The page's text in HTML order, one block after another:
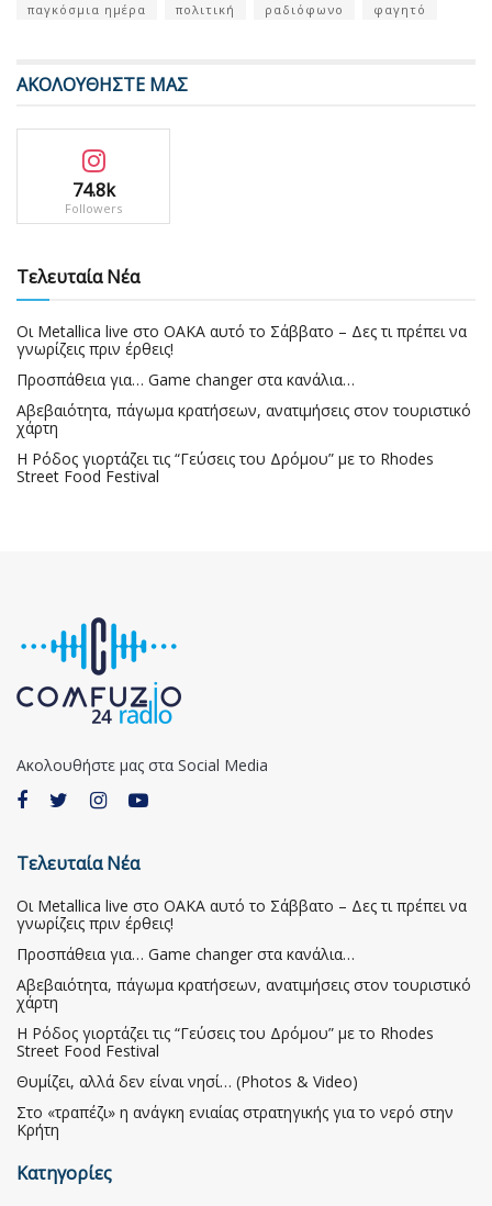
παγκόσμια ημέρα
πολιτική ραδιόφωνο φαγητό
ΑΚΟΛΟΥΘΗΣΤΕ ΜΑΣ
74.8k
Followers
Τελευταία Νέα
Οι Metallica live στο ΟΑΚΑ αυτό το Σάββατο – Δες τι πρέπει να
γνωρίζεις πριν έρθεις!
Προσπάθεια για… Game changer στα κανάλια…
Αβεβαιότητα, πάγωμα κρατήσεων, ανατιμήσεις στον τουριστικό
χάρτη
Η Ρόδος γιορτάζει τις “Γεύσεις του Δρόμου” με το Rhodes
Street Food Festival
Ακολουθήστε μας στα Social Media
Τελευταία Νέα
Οι Metallica live στο ΟΑΚΑ αυτό το Σάββατο – Δες τι πρέπει να
γνωρίζεις πριν έρθεις!
Προσπάθεια για… Game changer στα κανάλια…
Αβεβαιότητα, πάγωμα κρατήσεων, ανατιμήσεις στον τουριστικό
χάρτη
Η Ρόδος γιορτάζει τις “Γεύσεις του Δρόμου” με το Rhodes
Street Food Festival
Θυμίζει, αλλά δεν είναι νησί… (Photos & Video)
Στο «τραπέζι» η ανάγκη ενιαίας στρατηγικής για το νερό στην
Κρήτη
Κατηγορίες